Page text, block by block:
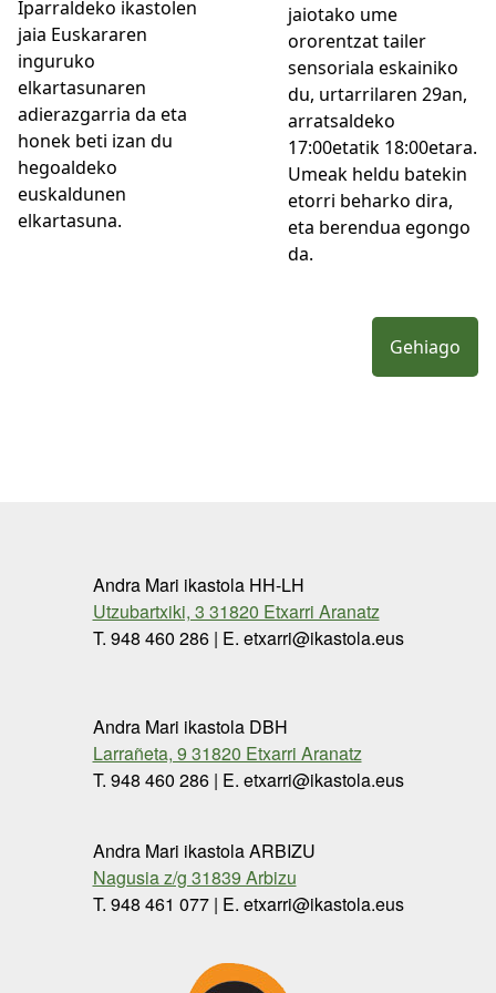
Iparraldeko ikastolen
jaia Euskararen
inguruko
elkartasunaren
adierazgarria da eta
honek beti izan du
hegoaldeko
euskaldunen
elkartasuna.
jaiotako ume
ororentzat tailer
sensoriala eskainiko
du, urtarrilaren 29an,
arratsaldeko
17:00etatik 18:00etara.
Umeak heldu batekin
etorri beharko dira,
eta berendua egongo
da.
Gehiago
Andra Mari ikastola HH-LH
Utzubartxiki, 3 31820 Etxarri Aranatz
T. 948 460 286 | E. etxarri@ikastola.eus
Andra Mari ikastola DBH
Larrañeta, 9 31820 Etxarri Aranatz
T. 948 460 286 | E. etxarri@ikastola.eus
Andra Mari ikastola ARBIZU
Nagusia z/g 31839 Arbizu
T. 948 461 077 | E. etxarri@ikastola.eus